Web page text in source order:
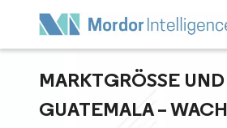
MARKTGRÖSSE
UATEMALA –